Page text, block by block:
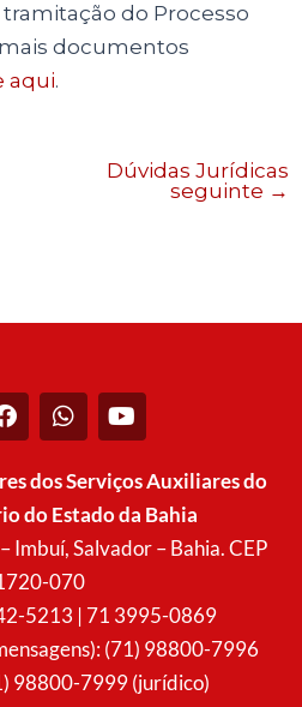
do Processo
documentos
aqui.
Dúvidas Jurídicas
seguinte →
F
a
e
b
o
o
k
W
h
t
a
p
p
Y
o
t
u
b
e
dos Serviços Auxiliares do
do Estado da Bahia
Imbuí, Salvador – Bahia. CEP
070
5213 | 71 3995-0869
(71) 98800-7996
98800-7999 (jurídico)